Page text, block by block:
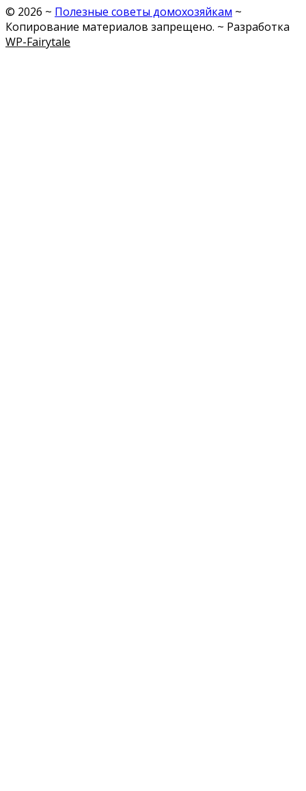
© 2026 ~ Полезные советы домохозяйкам ~
Копирование материалов запрещено. ~ Разработка
WP-Fairytale